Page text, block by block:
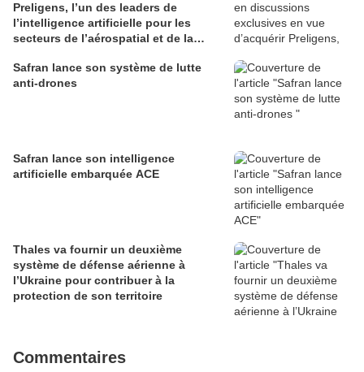
Preligens, l’un des leaders de
l’intelligence artificielle pour les
secteurs de l’aérospatial et de la
Safran lance son système de lutte
anti-drones
Safran lance son intelligence
artificielle embarquée ACE
Thales va fournir un deuxième
système de défense aérienne à
l’Ukraine pour contribuer à la
protection de son territoire
Commentaires